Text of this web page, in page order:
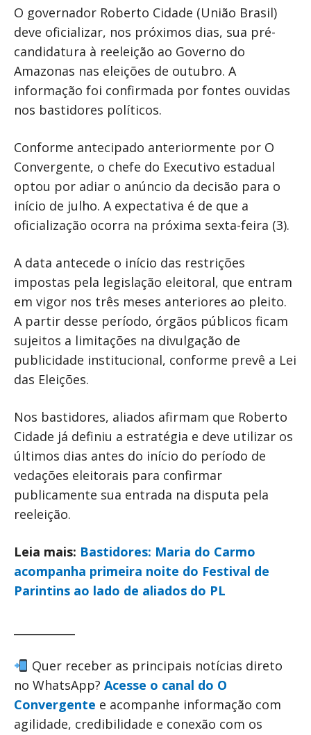
O governador Roberto Cidade (União Brasil)
deve oficializar, nos próximos dias, sua pré-
candidatura à reeleição ao Governo do
Amazonas nas eleições de outubro. A
informação foi confirmada por fontes ouvidas
nos bastidores políticos.
Conforme antecipado anteriormente por O
Convergente, o chefe do Executivo estadual
optou por adiar o anúncio da decisão para o
início de julho. A expectativa é de que a
oficialização ocorra na próxima sexta-feira (3).
A data antecede o início das restrições
impostas pela legislação eleitoral, que entram
em vigor nos três meses anteriores ao pleito.
A partir desse período, órgãos públicos ficam
sujeitos a limitações na divulgação de
publicidade institucional, conforme prevê a Lei
das Eleições.
Nos bastidores, aliados afirmam que Roberto
Cidade já definiu a estratégia e deve utilizar os
últimos dias antes do início do período de
vedações eleitorais para confirmar
publicamente sua entrada na disputa pela
reeleição.
Leia mais: Bastidores: Maria do Carmo
acompanha primeira noite do Festival de
Parintins ao lado de aliados do PL
Quer receber as principais notícias direto
no WhatsApp? Acesse o canal do O
Convergente e acompanhe informação com
agilidade, credibilidade e conexão com os